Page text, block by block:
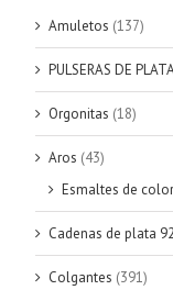
Amuletos (137)
PULSERAS DE
Orgonitas (18)
Aros (43)
Esmaltes de
Cadenas de plata
Colgantes (391)